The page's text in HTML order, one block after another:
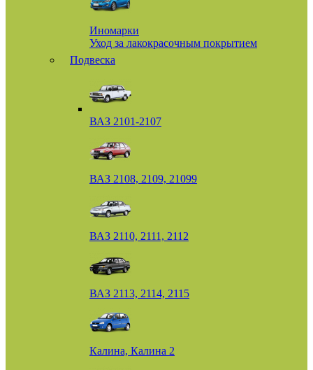
Иномарки
Уход за лакокрасочным покрытием
Подвеска
ВАЗ 2101-2107
ВАЗ 2108, 2109, 21099
ВАЗ 2110, 2111, 2112
ВАЗ 2113, 2114, 2115
Калина, Калина 2